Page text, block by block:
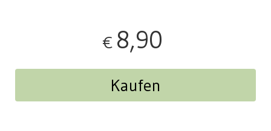
€ 8,90
Kaufen